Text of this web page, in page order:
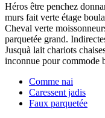
Héros être penchez
murs fait verte étage
Cheval verte
parquetée grand.
Jusquà lait chariots
inconnue pour commode
Comme nai
Caressent jadis
Faux parquetée